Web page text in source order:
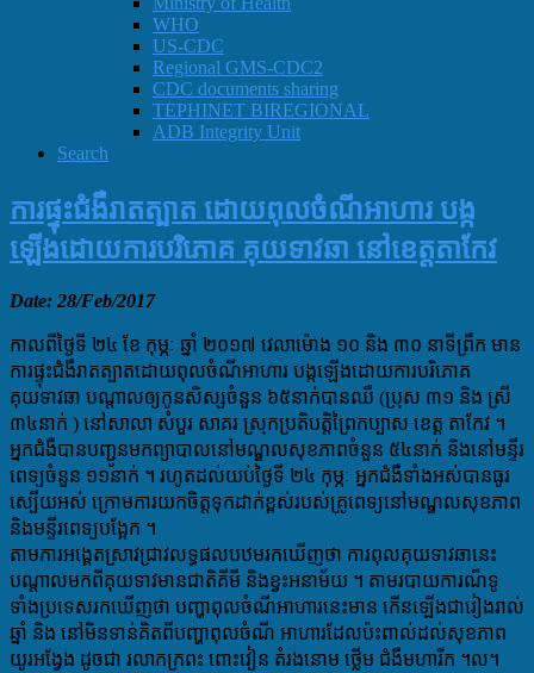
WHO
US-CDC
Regional GMS-CDC2
CDC documents sharing
TEPHINET BIREGIONAL
ADB Integrity Unit
Search
ការផ្ទុះជំងឺរាតត្បាត ដោយពុលចំណីអាហារ បង្ក
ឡើងដោយការបរិភោគ គុយទាវឆា នៅខេត្តតាកែវ
Date: 28/Feb/2017
កាលពីថ្ងៃទី ២៤ ខែ កុម្ភៈ ឆ្នាំ ២០១៧ វេលាម៉ោង ១០ និង ៣០ នាទីព្រឹក មាន
ការផ្ទុះជំងឺរាតត្បាតដោយពុលចំណីអាហារ បង្កឡើងដោយការបរិភោគ
គុយទាវឆា បណ្តាលឲ្យកូនសិស្សចំនួន ៦៥នាក់បានឈឺ (ប្រុស ៣១ និង ស្រី
៣៤នាក់ ) នៅសាលា សំបួរ សាគរ ស្រុកប្រតិបត្តិព្រៃកប្បាស ខេត្ត តាកែវ ។
អ្នកជំងឺបានបញ្ជូនមកព្យាបាលនៅមណ្ឌលសុខភាពចំនួន ៥៤នាក់ និងនៅមន្ទីរ
ពេទ្យចំនួន ១១នាក់ ។ រហូតដល់យប់ថ្ងៃទី ២៤ កុម្ភៈ អ្នកជំងឺទាំងអស់បានធូរ
ស្បើយអស់ ក្រោមការយកចិត្តទុកដាក់ខ្ពស់របស់គ្រូពេទ្យនៅមណ្ឌលសុខភាព
និងមន្ទីរពេទ្យបង្អែក ។
តាមការអង្គេតស្រាវជ្រាវលទ្ធផលបឋមរកឃើញថា ការពុលគុយទាវឆានេះ
បណ្តាលមកពីគុយទាវមានជាតិគីមី និងខ្វះអនាម័យ ។ តាមរបាយការណ៏ទូ
ទាំងប្រទេសរកឃើញថា បញ្ហាពុលចំណីអាហារនេះមាន កើនឡើងជារៀងរាល់
ឆ្នាំ និង នៅមិនទាន់គិតពីបញ្ហាពុលចំណី អាហារដែលប៉ះពាល់ដល់សុខភាព
យូរអង្វែង ដូចជា រលាកក្រពះ ពោះវៀន តំរងនោម ថ្លើម ជំងឺមហារីក ។ល។